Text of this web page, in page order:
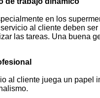
en los
al cliente deben
las tareas. Una buena
al cliente juega un